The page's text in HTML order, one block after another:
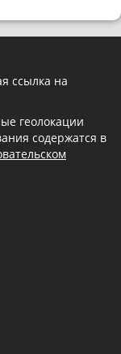
ссылка на
геолокации
содержатся в